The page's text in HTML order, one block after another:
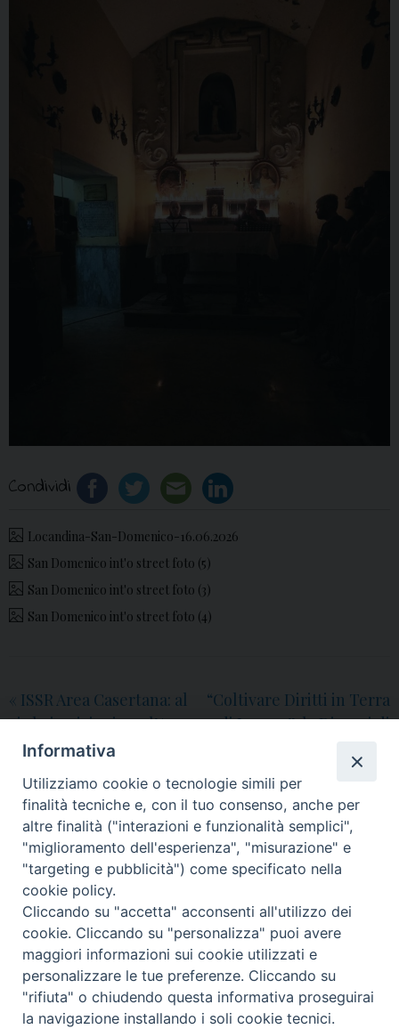
Condividi
Locandina-San-Domenico-16.06.2026
San Domenico int'o street foto (5)
San Domenico int'o street foto (3)
San Domenico int'o street foto (4)
« ISSR Area Casertana: al
via le iscrizioni per l’Anno
Accademico 2026-2027
“Coltivare Diritti in Terra
di Lavoro”: la Diocesi di
tavolo di confronto su
mobilità umane e
sfruttamento
© 2018 Diocesi di Aversa
f t y i g t
Informativa
Utilizziamo cookie o tecnologie simili per
finalità tecniche e, con il tuo consenso, anche per
altre finalità ("interazioni e funzionalità semplici",
"miglioramento dell'esperienza", "misurazione" e
"targeting e pubblicità") come specificato nella
cookie policy.
Cliccando su "accetta" acconsenti all'utilizzo dei
cookie. Cliccando su "personalizza" puoi avere
maggiori informazioni sui cookie utilizzati e
personalizzare le tue preferenze. Cliccando su
"rifiuta" o chiudendo questa informativa proseguirai
la navigazione installando i soli cookie tecnici.